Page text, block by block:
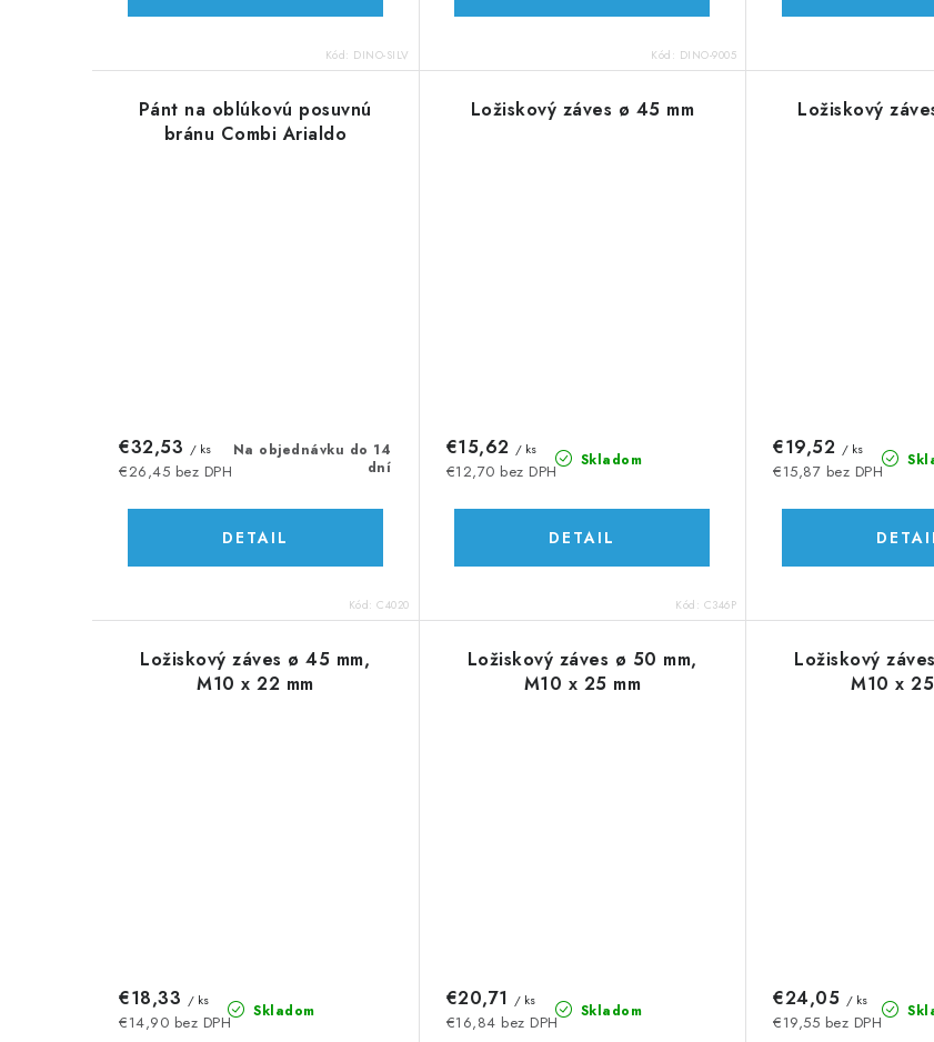
o
v
Kód: DINO-SILV Kód: DINO-9005
Pánt na oblúkovú posuvnú
bránu Combi Arialdo
Na objednávku do 14
dní
€26,45 bez DPH
€32,53 / ks
DETAIL
Kód: C4020
Ložiskový záves ø 45 mm
Skladom
€12,70 bez DPH
€15,62 / ks
DETAIL
Kód: C346P
Ložiskový
€15,87 bez DPH
€19,52 / ks
Ložiskový záves ø 45 mm,
M10 x 22 mm
Skladom
€14,90 bez DPH
€18,33 / ks
Ložiskový záves ø 50 mm,
M10 x 25 mm
Skladom
€16,84 bez DPH
€20,71 / ks
Ložiskový
M10 x
€19,55 bez DPH
€24,05 / ks